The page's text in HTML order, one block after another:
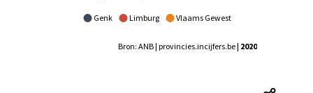
Genk Limburg Vlaams Gewest
Bron: ANB | provincies.incijfers.be| 2020